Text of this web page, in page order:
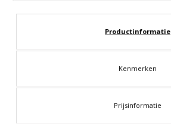
Productinformatie
Kenmerken
Prijsinformatie